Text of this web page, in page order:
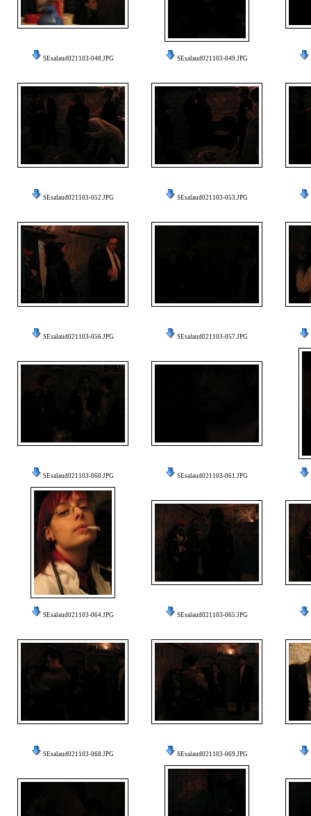
SEsalaud021103-048.JPG SEsalaud021103-049.JPG
SEsalaud021103-052.JPG SEsalaud021103-053.JPG
SEsalaud021103-056.JPG SEsalaud021103-057.JPG
SEsalaud021103-060.JPG SEsalaud021103-061.JPG
SEsalaud021103-064.JPG SEsalaud021103-065.JPG
SEsalaud021103-068.JPG SEsalaud021103-069.JPG